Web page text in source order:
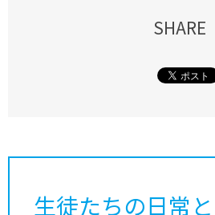
SHARE
生徒たちの日常